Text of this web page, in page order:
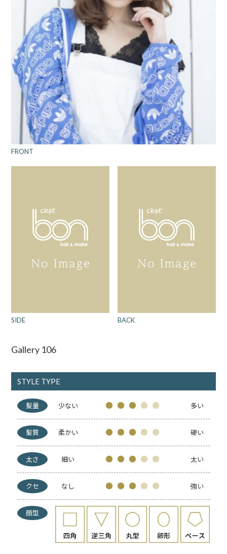
FRONT
SIDE BACK
Gallery 106
STYLE TYPE
髪量 少ない 多い
髪質 柔かい 硬い
太さ 細い 太い
クセ なし 強い
顔型